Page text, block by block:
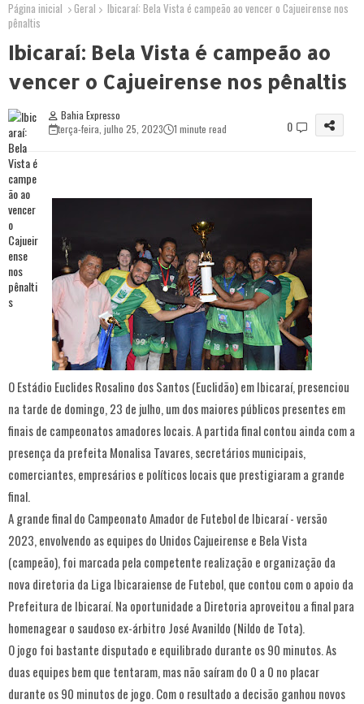
Página inicial Geral
Ibicaraí: Bela Vista é campeão ao vencer o Cajueirense nos
pênaltis
Ibicaraí: Bela Vista é campeão ao
vencer o Cajueirense nos pênaltis
Bahia Expresso
terça-feira, julho 25, 2023
1 minute read 0
O Estádio Euclides Rosalino dos Santos (Euclidão) em Ibicaraí, presenciou
na tarde de domingo, 23 de julho, um dos maiores públicos presentes em
finais de campeonatos amadores locais. A partida final contou ainda com a
presença da prefeita Monalisa Tavares, secretários municipais,
comerciantes, empresários e políticos locais que prestigiaram a grande
final.
A grande final do Campeonato Amador de Futebol de Ibicaraí - versão
2023, envolvendo as equipes do Unidos Cajueirense e Bela Vista
(campeão), foi marcada pela competente realização e organização da
nova diretoria da Liga Ibicaraiense de Futebol, que contou com o apoio da
Prefeitura de Ibicaraí. Na oportunidade a Diretoria aproveitou a final para
homenagear o saudoso ex-árbitro José Avanildo (Nildo de Tota).
O jogo foi bastante disputado e equilibrado durante os 90 minutos. As
duas equipes bem que tentaram, mas não saíram do 0 a 0 no placar
durante os 90 minutos de jogo. Com o resultado a decisão ganhou novos